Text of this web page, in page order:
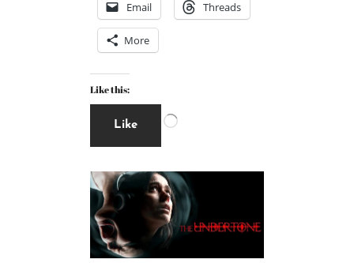
Email Threads
More
Like this:
Like